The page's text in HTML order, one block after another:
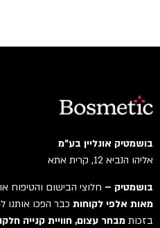
בושמטיק אונליין בע"מ
אליהו הנביא 12, קרית אתא
בושמטיק –חלוצי הבישום והטיפוח
מאות אלפי לקוחותכבר הפכו אותנו
בזכותמבחר עצום, חוויית קנייה